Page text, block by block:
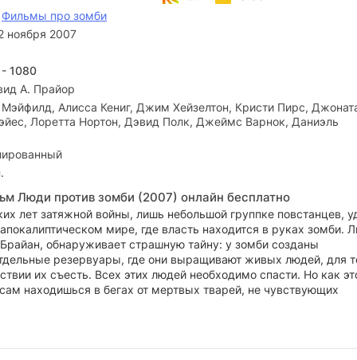
Фильмы про зомби
ноября 2007
1080
А. Прайор
Алисса Кениг, Джим Хейзелтон, Кристи Пирс,
Лоретта Нортон, Дэвид Полк, Джеймс Варнок, Даниэль
Люди против зомби (2007) онлайн бесплатно
лет затяжной войны, лишь небольшой группке повстанцев,
мире, где власть находится в руках зомби.
обнаруживает страшную тайну: у зомби созданы
резервуары, где они выращивают живых людей, для
их съесть. Всех этих людей необходимо спасти. Но как
находишься в бегах от мертвых тварей, не чувствующих